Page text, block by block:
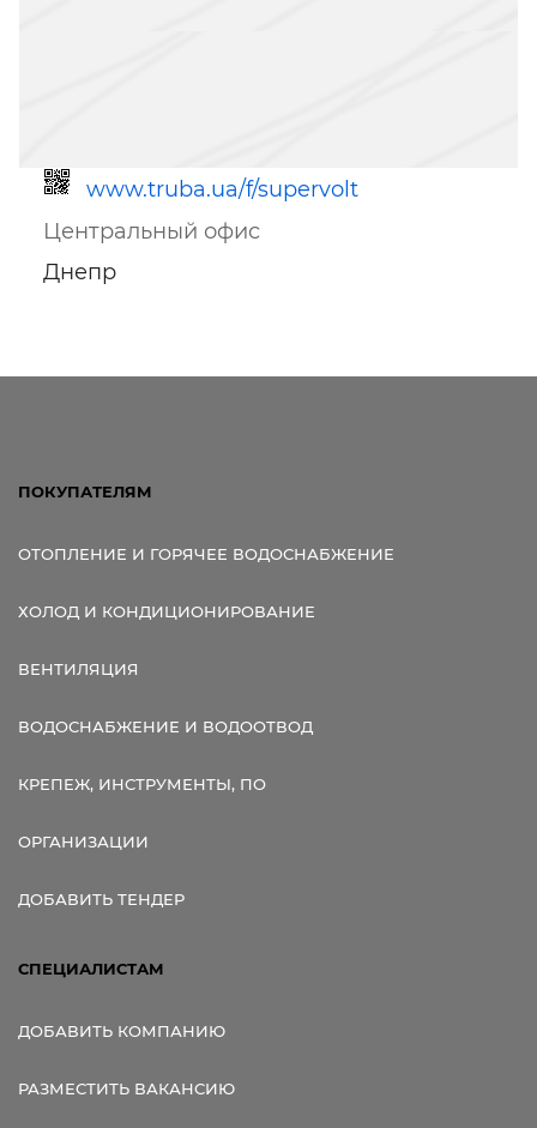
www.truba.ua/f/supervolt
Центральный офис
Днепр
ПОКУПАТЕЛЯМ
ОТОПЛЕНИЕ И ГОРЯЧЕЕ ВОДОСНАБЖЕНИЕ
ХОЛОД И КОНДИЦИОНИРОВАНИЕ
ВЕНТИЛЯЦИЯ
ВОДОСНАБЖЕНИЕ И ВОДООТВОД
КРЕПЕЖ, ИНСТРУМЕНТЫ, ПО
ОРГАНИЗАЦИИ
ДОБАВИТЬ ТЕНДЕР
СПЕЦИАЛИСТАМ
ДОБАВИТЬ КОМПАНИЮ
РАЗМЕСТИТЬ ВАКАНСИЮ